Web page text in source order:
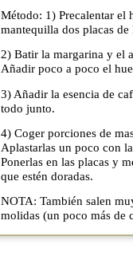
Método: 1) Precalentar el
mantequilla dos placas de
2) Batir la margarina y el
Añadir poco a poco el
3) Añadir la esencia de
todo junto.
4) Coger porciones de
Aplastarlas un poco con
Ponerlas en las placas y
que estén doradas.
NOTA: También salen
molidas (un poco más de